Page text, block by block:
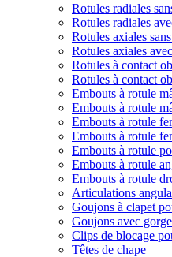
Rotules radiales
Rotules radiales
Rotules axiales
Rotules axiales
Rotules à contact
Rotules à contact
Embouts à rotule
Embouts à rotule
Embouts à rotule
Embouts à rotule
Embouts à rotule
Embouts à rotule
Embouts à rotule
Articulations
Goujons à clapet
Goujons avec
Clips de blocage
Têtes de chape